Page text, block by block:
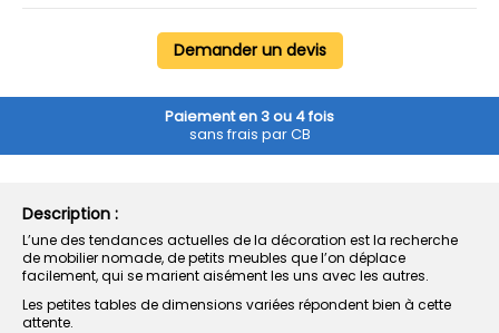
Demander un devis
Paiement en 3 ou 4 fois
sans frais par CB
Description :
L’une des tendances actuelles de la décoration est la recherche
de mobilier nomade, de petits meubles que l’on déplace
facilement, qui se marient aisément les uns avec les autres.
Les petites tables de dimensions variées répondent bien à cette
attente.